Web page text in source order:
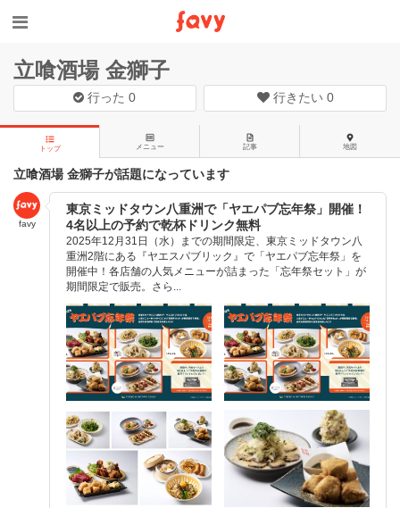
立喰酒場 金獅子
行った0 行きたい 0
トップ メニュー 記事 地図
立喰酒場 金獅子が話題になっています
favy
東京ミッドタウン八重洲で「ヤエパブ忘年祭」開催！
4名以上の予約で乾杯ドリンク無料
2025年12月31日（水）までの期間限定、東京ミッドタウン八
重洲2階にある『ヤエスパブリック』で「ヤエパブ忘年祭」を
開催中！各店舗の人気メニューが詰まった「忘年祭セット」が
期間限定で販売。さら...